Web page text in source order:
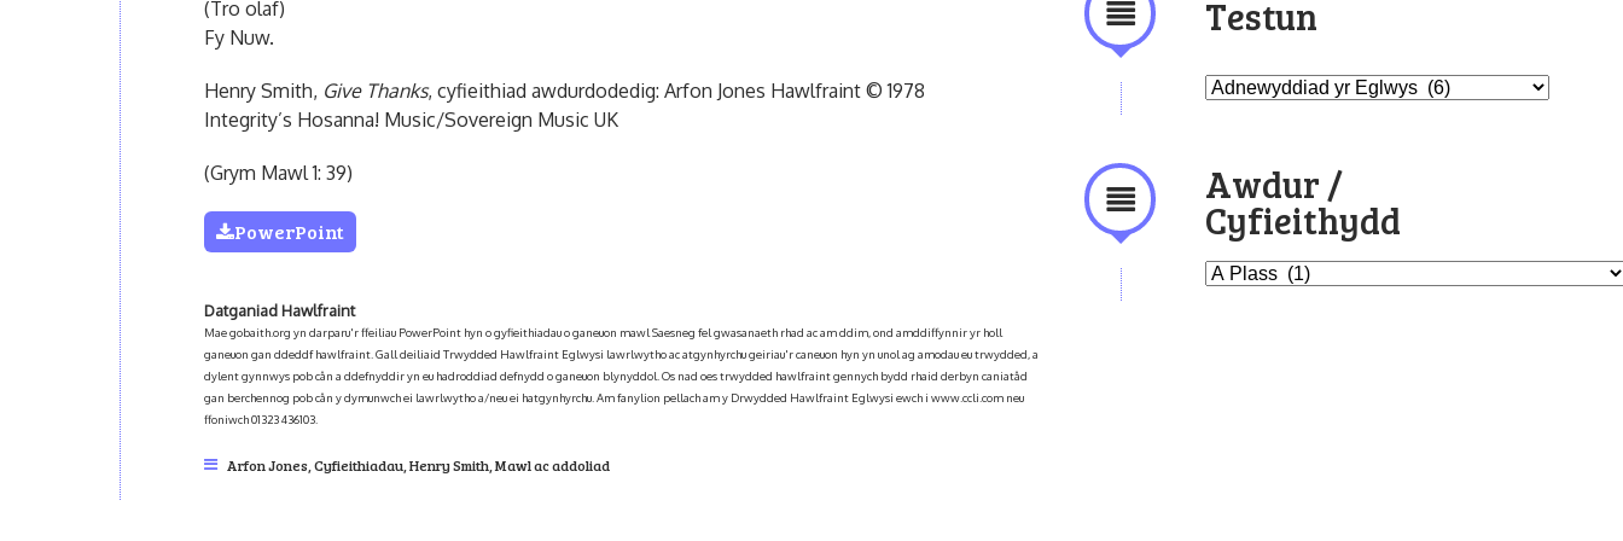
(Tro olaf)
Fy Nuw.
Henry Smith, Give Thanks, cyfieithiad awdurdodedig: Arfon Jones Hawlfraint © 1978
Integrity’s Hosanna! Music/Sovereign Music UK
(Grym Mawl 1: 39)
PowerPoint
Datganiad Hawlfraint
Mae gobaith.org yn darparu'r ffeiliau PowerPoint hyn o gyfieithiadau o ganeuon mawl Saesneg fel gwasanaeth rhad ac am ddim, ond amddiffynnir yr holl
ganeuon gan ddeddf hawlfraint. Gall deiliaid Trwydded Hawlfraint Eglwysi lawrlwytho ac atgynhyrchu geiriau'r caneuon hyn yn unol ag amodau eu trwydded, a
dylent gynnwys pob cân a ddefnyddir yn eu hadroddiad defnydd o ganeuon blynyddol. Os nad oes trwydded hawlfraint gennych bydd rhaid derbyn caniatâd
gan berchennog pob cân y dymunwch ei lawrlwytho a/neu ei hatgynhyrchu. Am fanylion pellach am y Drwydded Hawlfraint Eglwysi ewch i www.ccli.com neu
ffoniwch 01323 436103.
Arfon Jones Cyfieithiadau, Henry Smith, Mawl ac addoliad
Testun
Awdur /
Cyfieithydd